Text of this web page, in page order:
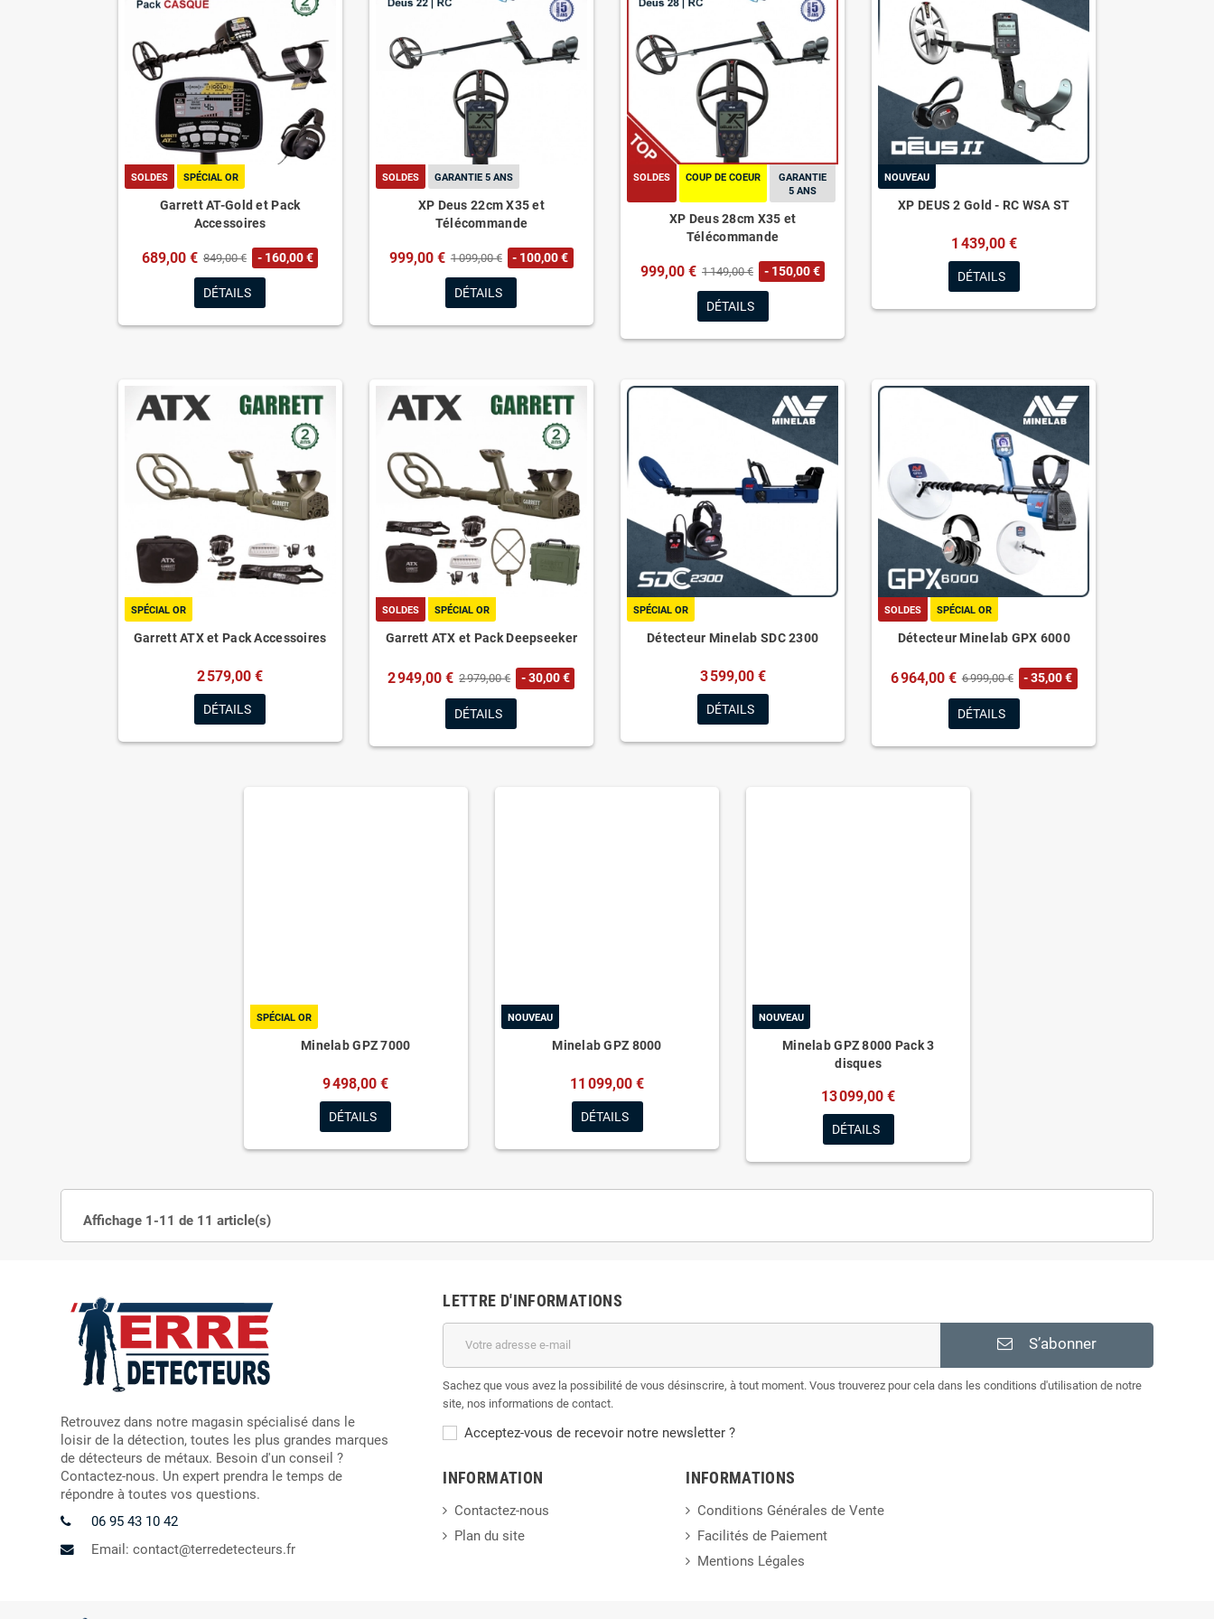
SOLDES SPÉCIAL OR
Garrett AT-Gold et Pack
Accessoires
689,00 € 849,00 € - 160,00 €
DÉTAILS
SOLDES GARANTIE 5 ANS
XP Deus 22cm X35 et
Télécommande
999,00 € 1 099,00 € - 100,00 €
DÉTAILS
SOLDES COUP DE COEUR
GARANTIE
5 ANS
XP Deus 28cm X35 et
Télécommande
999,00 € 1 149,00 € - 150,00 €
DÉTAILS
NOUVEAU
XP DEUS 2 Gold - RC WSA ST
1 439,00 €
DÉTAILS
SPÉCIAL OR
Garrett ATX et Pack Accessoires
2 579,00 €
DÉTAILS
SOLDES SPÉCIAL OR
Garrett ATX et Pack Deepseeker
2 949,00 € 2 979,00 € - 30,00 €
DÉTAILS
SPÉCIAL OR
Détecteur Minelab SDC 2300
3 599,00 €
DÉTAILS
SOLDES SPÉCIAL OR
Détecteur Minelab GPX 6000
6 964,00 € 6 999,00 € - 35,00 €
DÉTAILS
SPÉCIAL OR
Minelab GPZ 7000
9 498,00 €
DÉTAILS
NOUVEAU
Minelab GPZ 8000
11 099,00 €
DÉTAILS
NOUVEAU
Minelab GPZ 8000 Pack 3
disques
13 099,00 €
DÉTAILS
Affichage 1-11 de 11 article(s)
Retrouvez dans notre magasin spécialisé dans le
loisir de la détection, toutes les plus grandes marques
de détecteurs de métaux. Besoin d'un conseil ?
Contactez-nous. Un expert prendra le temps de
répondre à toutes vos questions.
06 95 43 10 42
Email: contact@terredetecteurs.fr
LETTRE D'INFORMATIONS
S’abonner
Sachez que vous avez la possibilité de vous désinscrire, à tout moment. Vous trouverez pour cela dans les conditions d'utilisation de notre
site, nos informations de contact.
Acceptez-vous de recevoir notre newsletter ?
INFORMATION
Contactez-nous
Plan du site
INFORMATIONS
Conditions Générales de Vente
Facilités de Paiement
Mentions Légales